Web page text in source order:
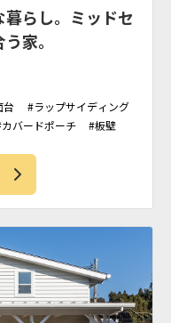
らし。ミッドセ
家。
台
ラップサイディング
カバードポーチ
板壁